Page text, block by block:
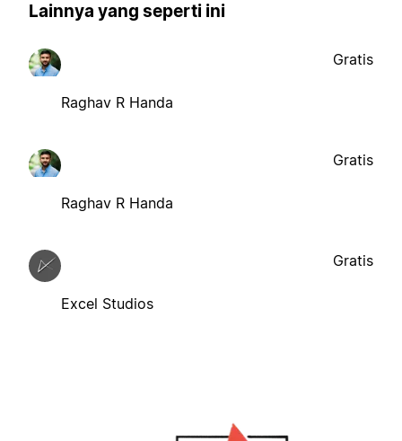
Lainnya yang seperti ini
Raghav R Handa
Gratis
Raghav R Handa
Gratis
Excel Studios
Gratis